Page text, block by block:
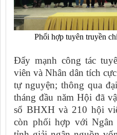
Phối hợp tuyên truyền
Đẩy mạnh công tác
viên và Nhân dân tích
tự nguyện; thông qua
tháng đầu năm Hội đã
sổ BHXH và 210 hội
còn phối hợp với Ngân